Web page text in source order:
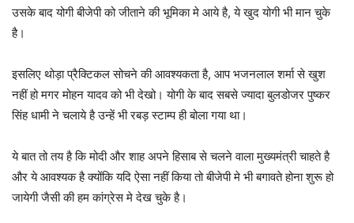
उसके बाद योगी बीजेपी को जीताने की भूमिका मे आये है, ये खुद योगी भी मान चुके
है।
इसलिए थोड़ा प्रैक्टिकल सोचने की आवश्यकता है, आप भजनलाल शर्मा से खुश
नहीं हो मगर मोहन यादव को भी देखो। योगी के बाद सबसे ज्यादा बुलडोजर पुष्कर
सिंह धामी ने चलाये है उन्हें भी रबड़ स्टाम्प ही बोला गया था।
ये बात तो तय है कि मोदी और शाह अपने हिसाब से चलने वाला मुख्यमंत्री चाहते है
और ये आवश्यक है क्योंकि यदि ऐसा नहीं किया तो बीजेपी मे भी बगावते होना शुरू हो
जायेगी जैसी की हम कांग्रेस मे देख चुके है।